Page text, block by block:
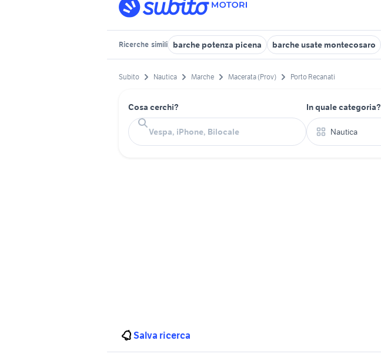
Ricerche simili barche potenza picena barche usate montecosaro
Subito Nautica Marche Macerata (Prov) Porto Recanati
Cosa cerchi? In quale categoria?
Nautica
Salva ricerca